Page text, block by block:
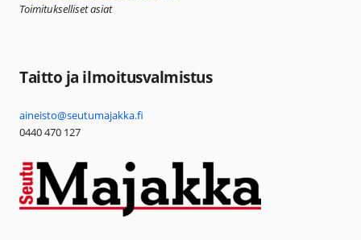
Toimitukselliset asiat
Taitto ja ilmoitusvalmistus
aineisto@seutumajakka.fi
0440 470 127